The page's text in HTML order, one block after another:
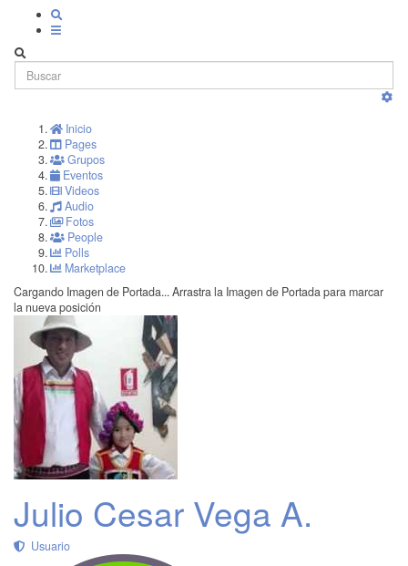
Inicio
Pages
Grupos
Eventos
Videos
Audio
Fotos
People
Polls
Marketplace
Cargando Imagen de Portada... Arrastra la Imagen de Portada para marcar
la nueva posición
Julio Cesar Vega A.
Usuario